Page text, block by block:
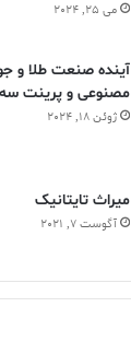
می 25, 2024
آینده صنعت طلا و
مصنوعی و پرینت
ژوئن 18, 2024
ميراث تايتانيک
آگوست 7, 2021